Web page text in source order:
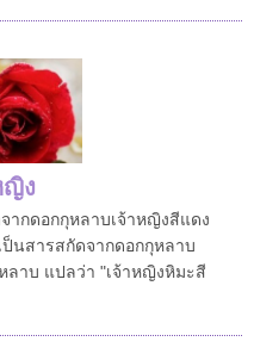
ญิง
ากดอกกุหลาบเจ้าหญิงสีแดง
ป็นสารสกัดจากดอกกุหลาบ
ลาบ แปลว่า "เจ้าหญิงหิมะสี